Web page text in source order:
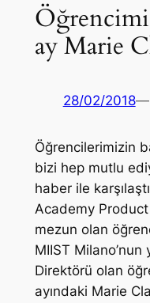
ay Marie
28/02/2018—
Öğrencilerimizin
bizi hep mutlu
haber ile
Academy
mezun olan
MIIST Milano’nun
Direktörü olan
ayındaki Marie